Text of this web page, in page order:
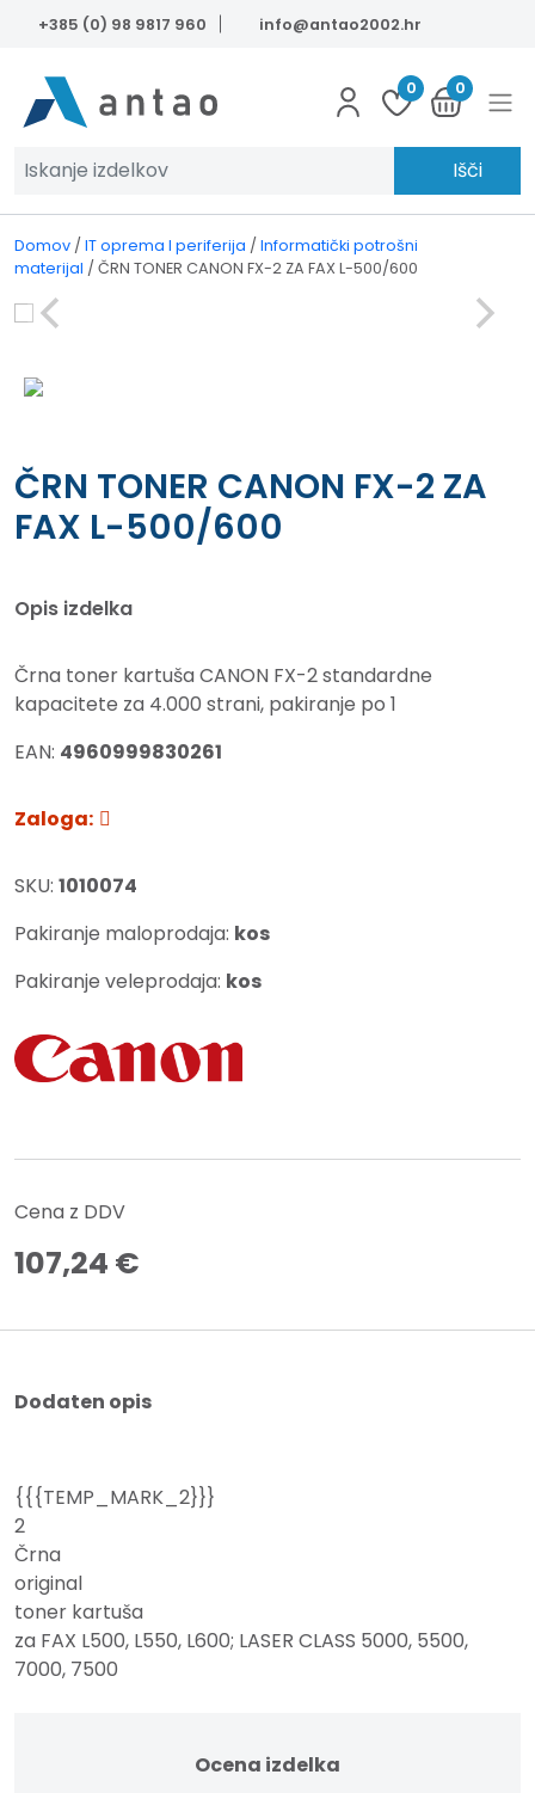
Skip to main content
+385 (0) 98 9817 960 info@antao2002.hr
0 0
Išči
Domov / IT oprema I periferija / Informatički potrošni
materijal / ČRN TONER CANON FX-2 ZA FAX L-500/600
ČRN TONER CANON FX-2 ZA
FAX L-500/600
Opis izdelka
Črna toner kartuša CANON FX-2 standardne
kapacitete za 4.000 strani, pakiranje po 1
EAN: 4960999830261
Zaloga:
SKU: 1010074
Pakiranje maloprodaja: kos
Pakiranje veleprodaja: kos
Cena z DDV
107,24 €
Dodaten opis
{{{TEMP_MARK_2}}}
2
Črna
original
toner kartuša
za FAX L500, L550, L600; LASER CLASS 5000, 5500,
7000, 7500
Ocena izdelka